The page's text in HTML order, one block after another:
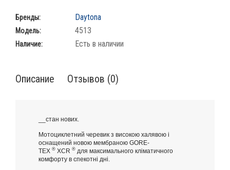
Бренды: Daytona
Модель: 4513
Наличие: Есть в наличии
Описание Отзывов (0)
__стан нових.
Мотоциклетний черевик з високою халявою і
оснащений новою мембраною GORE-
TEX ® XCR ® для максимального кліматичного
комфорту в спекотні дні.